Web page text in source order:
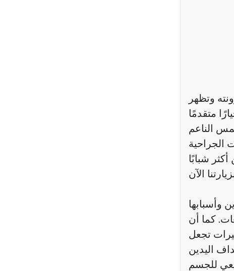
وتظهر
متقدمًا
الناعم
الجراحية
وأسبابها
كما أن
تجعل
اليدين